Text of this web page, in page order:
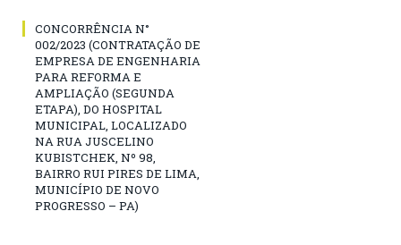
CONCORRÊNCIA N°
002/2023 (CONTRATAÇÃO DE
EMPRESA DE ENGENHARIA
PARA REFORMA E
AMPLIAÇÃO (SEGUNDA
ETAPA), DO HOSPITAL
MUNICIPAL, LOCALIZADO
NA RUA JUSCELINO
KUBISTCHEK, Nº 98,
BAIRRO RUI PIRES DE LIMA,
MUNICÍPIO DE NOVO
PROGRESSO – PA)